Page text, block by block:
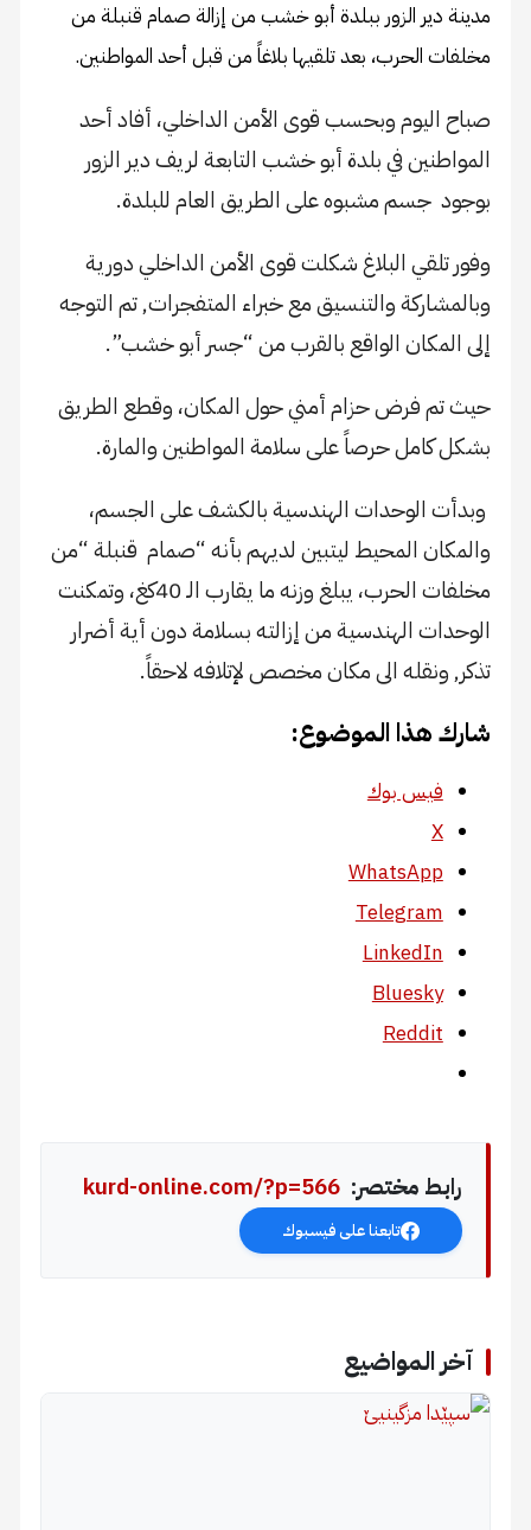
مدينة دير الزور ببلدة أبو خشب من إزالة صمام قنبلة من
مخلفات الحرب، بعد تلقيها بلاغاً من قبل أحد المواطنين.
صباح اليوم وبحسب قوى الأمن الداخلي، أفاد أحد
المواطنين في بلدة أبو خشب التابعة لريف دير الزور
بوجود جسم مشبوه على الطريق العام للبلدة.
وفور تلقي البلاغ شكلت قوى الأمن الداخلي دورية
وبالمشاركة والتنسيق مع خبراء المتفجرات, تم التوجه
إلى المكان الواقع بالقرب من “جسر أبو خشب”.
حيث تم فرض حزام أمني حول المكان، وقطع الطريق
بشكل كامل حرصاً على سلامة المواطنين والمارة.
وبدأت الوحدات الهندسية بالكشف على الجسم،
والمكان المحيط ليتبين لديهم بأنه “صمام قنبلة “من
مخلفات الحرب، يبلغ وزنه ما يقارب الـ 40كغ، وتمكنت
الوحدات الهندسية من إزالته بسلامة دون أية أضرار
تذكر, ونقله الى مكان مخصص لإتلافه لاحقاً.
شارك هذا الموضوع:
فيس بوك
X
WhatsApp
Telegram
LinkedIn
Bluesky
Reddit
رابط مختصر: kurd-online.com/?p=566
تابعنا على فيسبوك
آخر المواضيع